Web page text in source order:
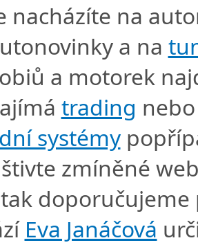
nacházíte na
a na
a motorek
trading
systémy
zmíněné
tak doporučujeme
Eva Janáčová